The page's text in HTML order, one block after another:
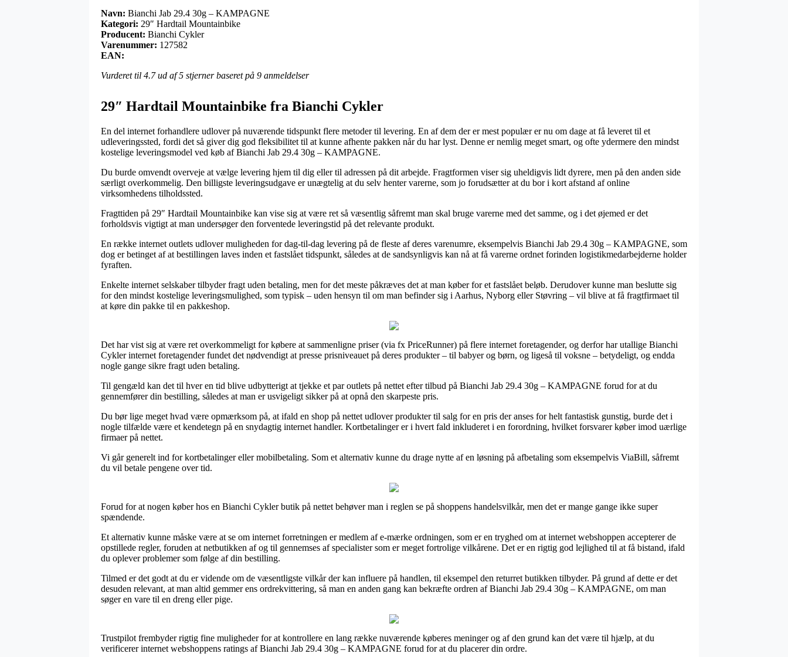
Navn: Bianchi Jab 29.4 30g – KAMPAGNE
Kategori: 29″ Hardtail Mountainbike
Producent: Bianchi Cykler
Varenummer: 127582
EAN:
Vurderet til 4.7ud af 5 stjerner baseret på 9 anmeldelser
29″ Hardtail Mountainbike fra Bianchi Cykler
En del internet forhandlere udlover på nuværende tidspunkt flere metoder til levering. En af dem der er mest populær er nu om dage at få leveret til et
udleveringssted, fordi det så giver dig god fleksibilitet til at kunne afhente pakken når du har lyst. Denne er nemlig meget smart, og ofte ydermere den mindst
kostelige leveringsmodel ved køb af Bianchi Jab 29.4 30g – KAMPAGNE.
Du burde omvendt overveje at vælge levering hjem til dig eller til adressen på dit arbejde. Fragtformen viser sig uheldigvis lidt dyrere, men på den anden side
særligt overkommelig. Den billigste leveringsudgave er unægtelig at du selv henter varerne, som jo forudsætter at du bor i kort afstand af online
virksomhedens tilholdssted.
Fragttiden på 29″ Hardtail Mountainbike kan vise sig at være ret så væsentlig såfremt man skal bruge varerne med det samme, og i det øjemed er det
forholdsvis vigtigt at man undersøger den forventede leveringstid på det relevante produkt.
En række internet outlets udlover muligheden for dag-til-dag levering på de fleste af deres varenumre, eksempelvis Bianchi Jab 29.4 30g – KAMPAGNE, som
dog er betinget af at bestillingen laves inden et fastslået tidspunkt, således at de sandsynligvis kan nå at få varerne ordnet forinden logistikmedarbejderne holder
fyraften.
Enkelte internet selskaber tilbyder fragt uden betaling, men for det meste påkræves det at man køber for et fastslået beløb. Derudover kunne man beslutte sig
for den mindst kostelige leveringsmulighed, som typisk – uden hensyn til om man befinder sig i Aarhus, Nyborg eller Støvring – vil blive at få fragtfirmaet til
at køre din pakke til en pakkeshop.
Det har vist sig at være ret overkommeligt for købere at sammenligne priser (via fx PriceRunner) på flere internet foretagender, og derfor har utallige Bianchi
Cykler internet foretagender fundet det nødvendigt at presse prisniveauet på deres produkter – til babyer og børn, og ligeså til voksne – betydeligt, og endda
nogle gange sikre fragt uden betaling.
Til gengæld kan det til hver en tid blive udbytterigt at tjekke et par outlets på nettet efter tilbud på Bianchi Jab 29.4 30g – KAMPAGNE forud for at du
gennemfører din bestilling, således at man er usvigeligt sikker på at opnå den skarpeste pris.
Du bør lige meget hvad være opmærksom på, at ifald en shop på nettet udlover produkter til salg for en pris der anses for helt fantastisk gunstig, burde det i
nogle tilfælde være et kendetegn på en snydagtig internet handler. Kortbetalinger er i hvert fald inkluderet i en forordning, hvilket forsvarer køber imod uærlige
firmaer på nettet.
Vi går generelt ind for kortbetalinger eller mobilbetaling. Som et alternativ kunne du drage nytte af en løsning på afbetaling som eksempelvis ViaBill, såfremt
du vil betale pengene over tid.
Forud for at nogen køber hos en Bianchi Cykler butik på nettet behøver man i reglen se på shoppens handelsvilkår, men det er mange gange ikke super
spændende.
Et alternativ kunne måske være at se om internet forretningen er medlem af e-mærke ordningen, som er en tryghed om at internet webshoppen accepterer de
opstillede regler, foruden at netbutikken af og til gennemses af specialister som er meget fortrolige vilkårene. Det er en rigtig god lejlighed til at få bistand, ifald
du oplever problemer som følge af din bestilling.
Tilmed er det godt at du er vidende om de væsentligste vilkår der kan influere på handlen, til eksempel den returret butikken tilbyder. På grund af dette er det
desuden relevant, at man altid gemmer ens ordrekvittering, så man en anden gang kan bekræfte ordren af Bianchi Jab 29.4 30g – KAMPAGNE, om man
søger en vare til en dreng eller pige.
Trustpilot frembyder rigtig fine muligheder for at kontrollere en lang række nuværende køberes meninger og af den grund kan det være til hjælp, at du
verificerer internet webshoppens ratings af Bianchi Jab 29.4 30g – KAMPAGNE forud for at du placerer din ordre.